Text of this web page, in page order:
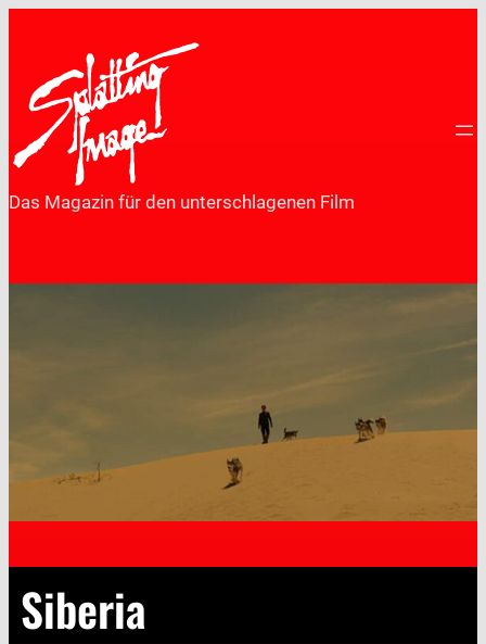
springen
Das Magazin für den unterschlagenen Film
Siberia